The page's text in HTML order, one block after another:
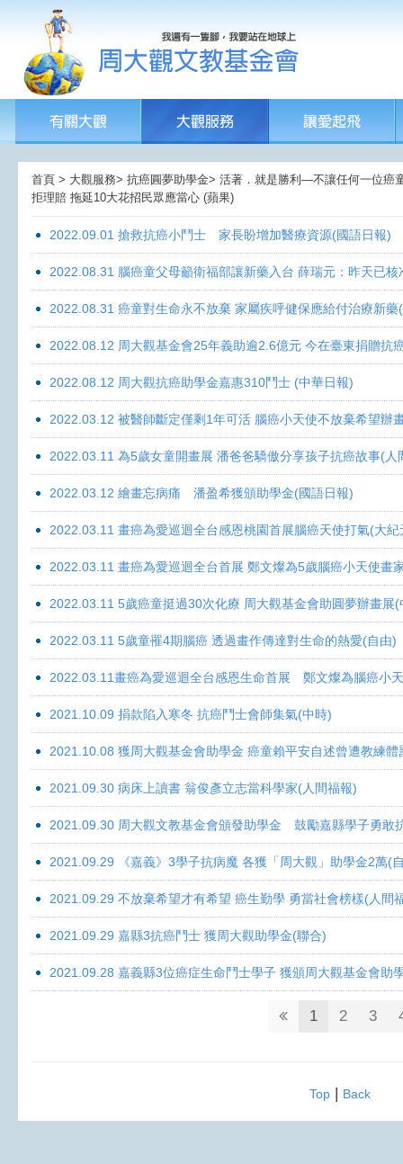
首頁 > 大觀服務> 抗癌圓夢助學金> 活著．就是勝利—不讓任何一位癌
拒理賠 拖延10大花招民眾應當心 (蘋果)
2022.09.01 搶救抗癌小鬥士 家長盼增加醫療資源(國語日報)
2022.08.31 腦癌童父母籲衛福部讓新藥入台 薛瑞元：昨天已
2022.08.31 癌童對生命永不放棄 家屬疾呼健保應給付治療新藥
2022.08.12 周大觀基金會25年義助逾2.6億元 今在臺東捐贈抗
2022.08.12 周大觀抗癌助學金嘉惠310鬥士 (中華日報)
2022.03.12 被醫師斷定僅剩1年可活 腦癌小天使不放棄希望辦
2022.03.11 為5歲女童開畫展 潘爸爸驕傲分享孩子抗癌故事(人
2022.03.12 繪畫忘病痛 潘盈希獲頒助學金(國語日報)
2022.03.11 畫癌為愛巡迴全台感恩桃園首展腦癌天使打氣(大紀
2022.03.11 畫癌為愛巡迴全台首展 鄭文燦為5歲腦癌小天使畫
2022.03.11 5歲癌童挺過30次化療 周大觀基金會助圓夢辦畫展
2022.03.11 5歲童罹4期腦癌 透過畫作傳達對生命的熱愛(自由)
2022.03.11畫癌為愛巡迴全台感恩生命首展 鄭文燦為腦癌小
2021.10.09 捐款陷入寒冬 抗癌鬥士會師集氣(中時)
2021.10.08 獲周大觀基金會助學金 癌童賴平安自述曾遭教練體
2021.09.30 病床上讀書 翁俊彥立志當科學家(人間福報)
2021.09.30 周大觀文教基金會頒發助學金 鼓勵嘉縣學子勇敢
2021.09.29 《嘉義》3學子抗病魔 各獲「周大觀」助學金2萬(
2021.09.29 不放棄希望才有希望 癌生勤學 勇當社會榜樣(人間
2021.09.29 嘉縣3抗癌鬥士 獲周大觀助學金(聯合)
2021.09.28 嘉義縣3位癌症生命鬥士學子 獲頒周大觀基金會助
1 2 3
Top| Back